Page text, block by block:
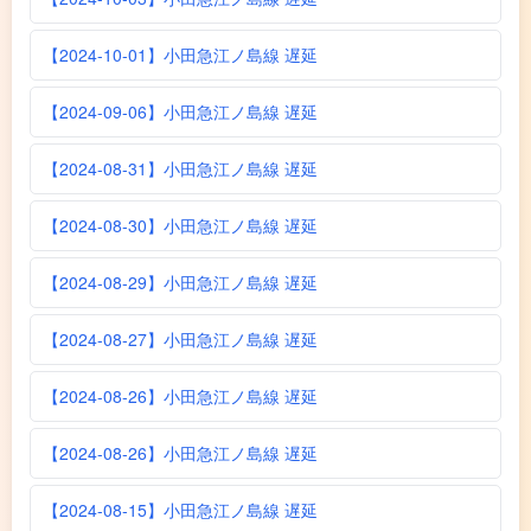
【2024-10-01】小田急江ノ島線 遅延
【2024-09-06】小田急江ノ島線 遅延
【2024-08-31】小田急江ノ島線 遅延
【2024-08-30】小田急江ノ島線 遅延
【2024-08-29】小田急江ノ島線 遅延
【2024-08-27】小田急江ノ島線 遅延
【2024-08-26】小田急江ノ島線 遅延
【2024-08-26】小田急江ノ島線 遅延
【2024-08-15】小田急江ノ島線 遅延